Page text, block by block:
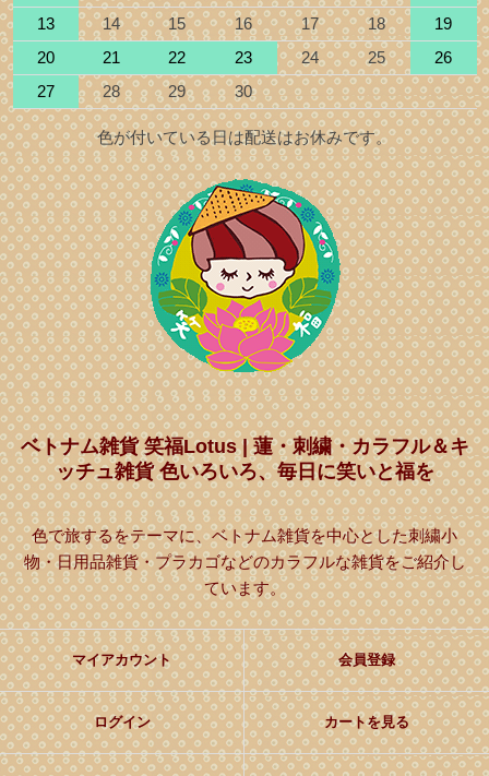
13
14 15 16 17 18
19
20
21 22 23 24 25
26
27
28 29 30
色が付いている日は配送はお休みです。
ベトナム雑貨 笑福Lotus | 蓮・刺繍・カラフル＆キ
ッチュ雑貨 色いろいろ、毎日に笑いと福を
色で旅するをテーマに、ベトナム雑貨を中心とした刺繍小
物・日用品雑貨・プラカゴなどのカラフルな雑貨をご紹介し
ています。
マイアカウント 会員登録
ログイン カートを見る